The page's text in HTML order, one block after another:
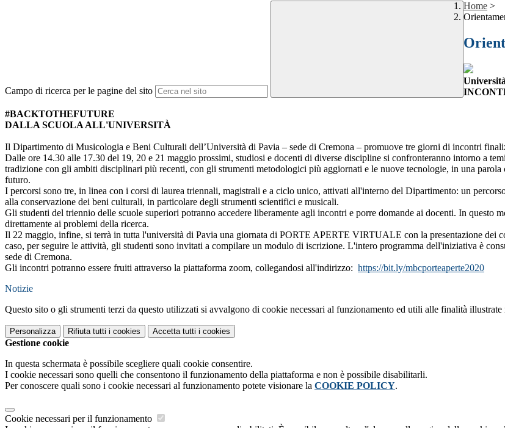
Campo di ricerca per le pagine del sito
Home >
#BACKTOTHEFUTURE
DALLA SCUOLA ALL'UNIVERSITÀ
Il Dipartimento di Musicologia e Beni Culturali dell’Università di Pavia – sede di Cremona – promuove tre giorni di incontri
Dalle ore 14.30 alle 17.30 del 19, 20 e 21 maggio prossimi, studiosi e docenti di diverse discipline si confronteranno intorno a
tradizione con gli ambiti disciplinari più recenti, con gli strumenti metodologici più aggiornati e le nuove tecnologie, in una parola
futuro.
I percorsi sono tre, in linea con i corsi di laurea triennali, magistrali e a ciclo unico, attivati all'interno del Dipartimento: un
alla conservazione dei beni culturali, in particolare degli strumenti scientifici e musicali.
Gli studenti del triennio delle scuole superiori potranno accedere liberamente agli incontri e porre domande ai docenti. In questo
direttamente ai problemi della ricerca.
Il 22 maggio, infine, si terrà in tutta l'università di Pavia una giornata di PORTE APERTE VIRTUALE con la presentazione dei
caso, per seguire le attività, gli studenti sono invitati a compilare un modulo di iscrizione. L'intero programma dell'iniziativa è
sede di Cremona.
Gli incontri potranno essere fruiti attraverso la piattaforma zoom, collegandosi all'indirizzo: https://bit.ly/mbcporteaperte2020
Notizie
Questo sito o gli strumenti terzi da questo utilizzati si avvalgono di cookie necessari al funzionamento ed utili alle finalità illustrate
Personalizza Rifiuta tutti i cookies Accetta tutti i cookies
Gestione cookie
In questa schermata è possibile scegliere quali cookie consentire.
I cookie necessari sono quelli che consentono il funzionamento della piattaforma e non è possibile disabilitarli.
Per conoscere quali sono i cookie necessari al funzionamento potete visionare la COOKIE POLICY.
Cookie necessari per il funzionamento